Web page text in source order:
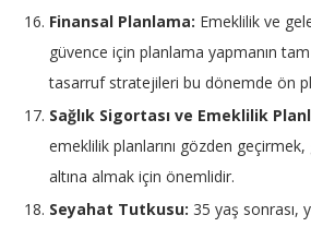
Finansal Planlama: Emeklilik ve
güvence için planlama yapmanın tam
tasarruf stratejileri bu dönemde ön
Sağlık Sigortası ve Emeklilik
emeklilik planlarını gözden
altına almak için önemlidir.
Seyahat Tutkusu: 35 yaş sonrası,